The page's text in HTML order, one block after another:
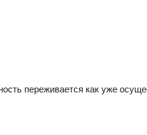
переживается как уже